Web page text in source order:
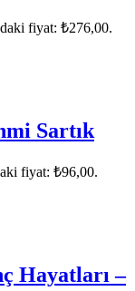
fiyat: ₺276,00.
Sartık
fiyat: ₺96,00.
Hayatları –